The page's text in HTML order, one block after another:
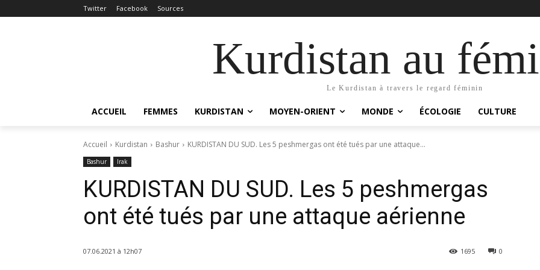
Twitter Facebook Sources
Kurdistan au
Le Kurdistan à travers le regard féminin
ACCUEIL FEMMES KURDISTAN MOYEN-ORIENT MONDE ÉCOLOGIE CULTURE
Accueil Kurdistan Bashur KURDISTAN DU SUD. Les 5 peshmergas ont été tués par une attaque...
Bashur Irak
KURDISTAN DU SUD. Les 5 peshmergas
ont été tués par une attaque aérienne
07.06.2021 à 12h07 0
1695